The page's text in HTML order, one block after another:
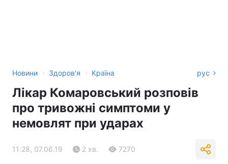
Новини › Здоров'я › Країна рус
Лікар Комаровський розповів
про тривожні симптоми у
немовлят при ударах
11:28, 07.06.19 2 хв. 7270